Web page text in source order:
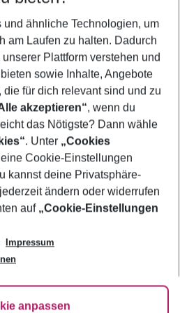
Kinder
anzeigen
ähnliche Technologien, um
am Laufen zu halten. Dadurch
Plattform verstehen und
sowie Inhalte, Angebote
für dich relevant sind und zu
akzeptieren“, wenn du
das Nötigste? Dann wähle
. Unter „Cookies
Cookie-Einstellungen
kannst deine Privatsphäre-
ändern oder widerrufen
auf „Cookie-Einstellungen
Impressum
anpassen